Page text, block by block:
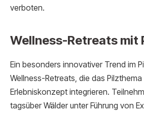
verboten.
Wellness-Retreats mit
Ein besonders innovativer Trend im
Wellness-Retreats, die das
Erlebniskonzept integrieren.
tagsüber Wälder unter Führung von